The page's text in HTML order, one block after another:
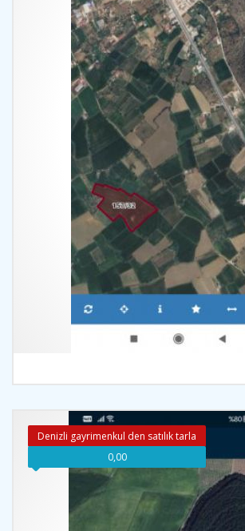
Denizli gayrimenkul den satılık tarla
0,00